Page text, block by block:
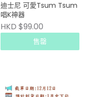
迪士尼 可愛Tsum Tsum
唱K神器
HKD $99.00
售罄